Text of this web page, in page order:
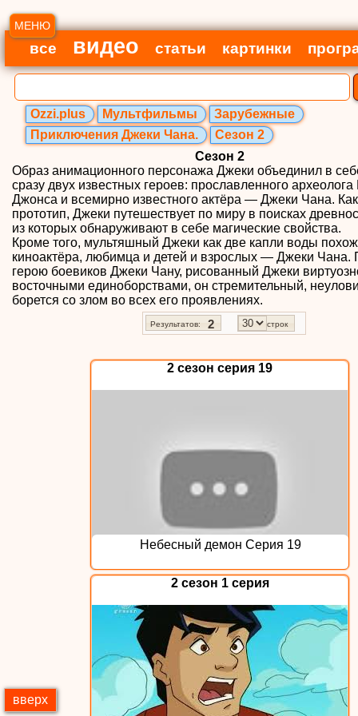
МЕНЮ
все видео статьи картинки
Ozzi.plus Мультфильмы
Зарубежные
Приключения Джеки Чана.
Сезон 2
Сезон 2
Образ анимационного персонажа Джеки объединил в
сразу двух известных героев: прославленного
Джонса и всемирно известного актёра — Джеки Чана.
прототип, Джеки путешествует по миру в поисках
из которых обнаруживают в себе магические свойства.
Кроме того, мультяшный Джеки как две капли воды
киноактёра, любимца и детей и взрослых — Джеки Чана.
герою боевиков Джеки Чану, рисованный Джеки
восточными единоборствами, он стремительный,
борется со злом во всех его проявлениях.
Результатов: 2 строк
2 сезон серия 19
Небесный демон Серия 19
2 сезон 1 серия
вверх